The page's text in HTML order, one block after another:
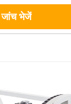
जांच भेजें